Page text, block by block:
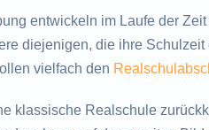
entwickeln im Laufe der
diejenigen, die ihre Schulzeit
vielfach den
klassische Realschule